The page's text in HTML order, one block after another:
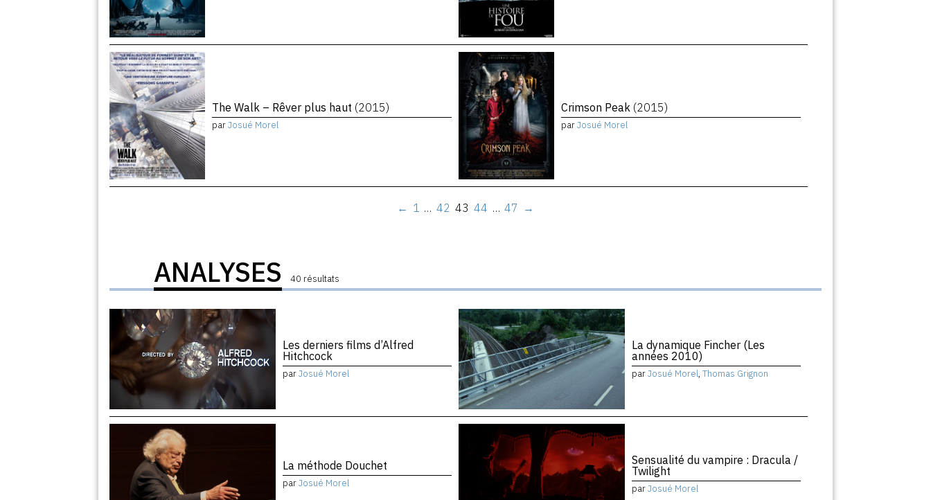
The Walk – Rêver plus haut (2015)
parJosué Morel
Crimson Peak (2015)
parJosué Morel
← 1 … 42 43 44 … 47 →
ANALYSES 40 résultats
Les derniers films d’Alfred
Hitchcock
parJosué Morel
La dynamique Fincher (Les
années 2010)
parJosué Morel, Thomas Grignon
La méthode Douchet
parJosué Morel
Sensualité du vampire : Dracula /
Twilight
parJosué Morel